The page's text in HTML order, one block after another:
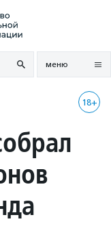
меню
18+